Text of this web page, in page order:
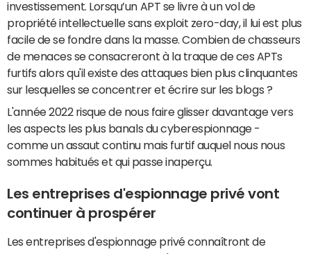
investissement. Lorsqu’un APT se livre à un vol de
propriété intellectuelle sans exploit zero-day, il lui est plus
facile de se fondre dans la masse. Combien de chasseurs
de menaces se consacreront à la traque de ces APTs
furtifs alors qu'il existe des attaques bien plus clinquantes
sur lesquelles se concentrer et écrire sur les blogs ?
L'année 2022 risque de nous faire glisser davantage vers
les aspects les plus banals du cyberespionnage -
comme un assaut continu mais furtif auquel nous nous
sommes habitués et qui passe inaperçu.
Les entreprises d'espionnage privé vont
continuer à prospérer
Les entreprises d'espionnage privé connaîtront de